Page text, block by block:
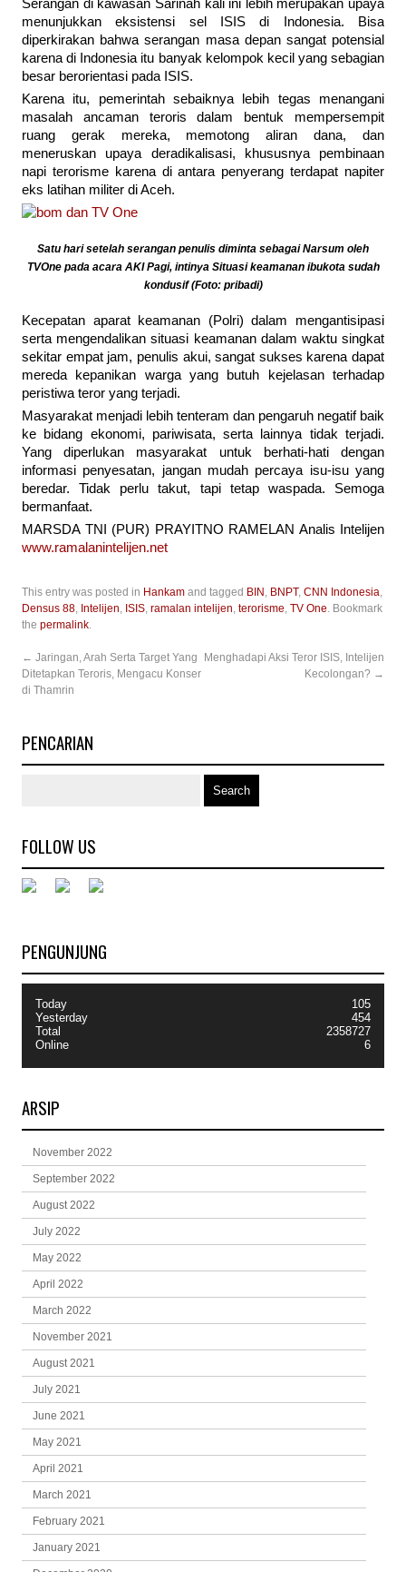
Serangan di kawasan Sarinah kali ini lebih merupakan upaya
menunjukkan eksistensi sel ISIS di Indonesia. Bisa
diperkirakan bahwa serangan masa depan sangat potensial
karena di Indonesia itu banyak kelompok kecil yang sebagian
besar berorientasi pada ISIS.
Karena itu, pemerintah sebaiknya lebih tegas menangani
masalah ancaman teroris dalam bentuk mempersempit
ruang gerak mereka, memotong aliran dana, dan
meneruskan upaya deradikalisasi, khususnya pembinaan
napi terorisme karena di antara penyerang terdapat napiter
eks latihan militer di Aceh.
Satu hari setelah serangan penulis diminta sebagai Narsum oleh
TVOne pada acara AKI Pagi, intinya Situasi keamanan ibukota sudah
kondusif (Foto: pribadi)
Kecepatan aparat keamanan (Polri) dalam mengantisipasi
serta mengendalikan situasi keamanan dalam waktu singkat
sekitar empat jam, penulis akui, sangat sukses karena dapat
mereda kepanikan warga yang butuh kejelasan terhadap
peristiwa teror yang terjadi.
Masyarakat menjadi lebih tenteram dan pengaruh negatif baik
ke bidang ekonomi, pariwisata, serta lainnya tidak terjadi.
Yang diperlukan masyarakat untuk berhati-hati dengan
informasi penyesatan, jangan mudah percaya isu-isu yang
beredar. Tidak perlu takut, tapi tetap waspada. Semoga
bermanfaat.
MARSDA TNI (PUR) PRAYITNO RAMELAN Analis Intelijen
www.ramalanintelijen.net
This entry was posted in Hankam and tagged BIN , BNPT, CNN Indonesia,
Densus 88, Intelijen, ISIS, ramalan intelijen, terorisme, TV One. Bookmark
the permalink.
← Jaringan, Arah Serta Target Yang
Ditetapkan Teroris, Mengacu Konser
di Thamrin
Menghadapi Aksi Teror ISIS, Intelijen
Kecolongan? →
PENCARIAN
FOLLOW US
PENGUNJUNG
Today
Yesterday
Total
Online
105
454
2358727
6
ARSIP
November 2022
September 2022
August 2022
July 2022
May 2022
April 2022
March 2022
November 2021
August 2021
July 2021
June 2021
May 2021
April 2021
March 2021
February 2021
January 2021